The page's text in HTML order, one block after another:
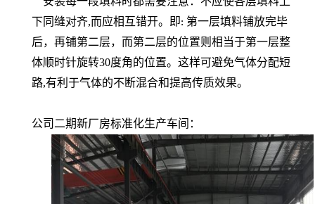
下同缝对齐,而应相互错开。即: 第一层填料铺放完毕
后，再铺第二层，而第二层的位置则相当于第一层整
体顺时针旋转30度角的位置。这样可避免气体分配短
路,有利于气体的不断混合和提高传质效果。
公司二期新厂房标准化生产车间：